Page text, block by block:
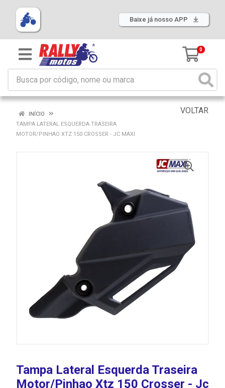
Baixe já nosso APP
0
VOLTAR
INÍCIO
TAMPA LATERAL ESQUERDA TRASEIRA
MOTOR/PINHAO XTZ 150 CROSSER - JC MAXI
Tampa Lateral Esquerda Traseira
Motor/Pinhao Xtz 150 Crosser - Jc